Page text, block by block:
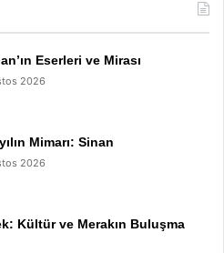
Eserleri ve Mirası
2026
Mimarı: Sinan
2026
Kültür ve Merakın Buluşma